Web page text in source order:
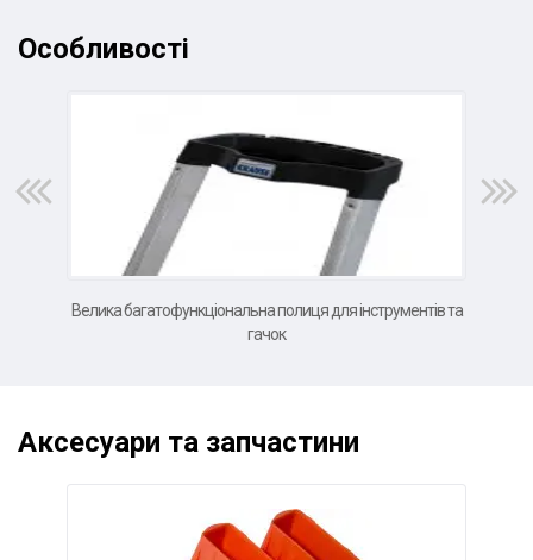
Особливості
Велика багатофункціональна полиця для інструментів та
гачок
Аксесуари та запчастини